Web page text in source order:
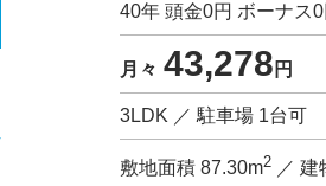
40年 頭金0円 ボーナス
月々 43,278 円
3LDK ／ 駐車場 1台可
敷地面積 87.30m2 ／